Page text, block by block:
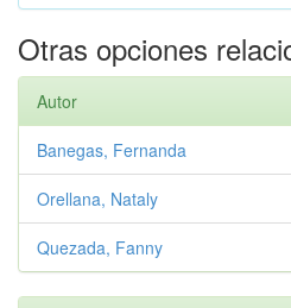
Otras opciones
Autor
Banegas, Fernanda
Orellana, Nataly
Quezada, Fanny